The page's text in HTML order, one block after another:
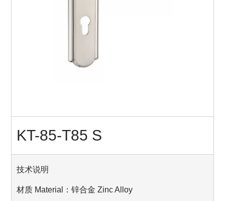
KT-85-T85 S
技术说明
材质 Material：锌合金 Zinc Alloy